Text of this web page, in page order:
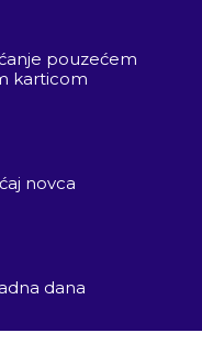
pouzećem
karticom
novca
dana